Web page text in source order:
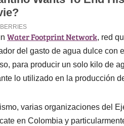
Water Footprint Network, red
del gasto de agua dulce con
para producir un solo kilo de
lo utilizado en la producción
varias organizaciones del
en Colombia y